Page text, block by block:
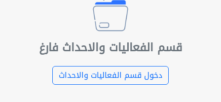
قسم الفعاليات والاحداث فارغ
دخول قسم الفعاليات والاحداث